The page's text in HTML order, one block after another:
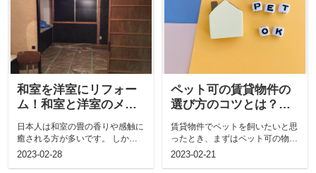
和室を洋室にリフォー
ム！和室と洋室のメリ
ット・デメリットをご
紹介
日本人は和室の畳の香りや感触に
癒される方が多いです。 しか
し、ライフスタイルの変化や部屋
2023-02-28
ペット可の賃貸物件の
選び方のコツとは？ペ
ット可の種類や注意点
もご紹介
賃貸物件でペットを飼いたいと思
ったとき、まずはペット可の物件
をみつける必要があります。 ペ
2023-02-21